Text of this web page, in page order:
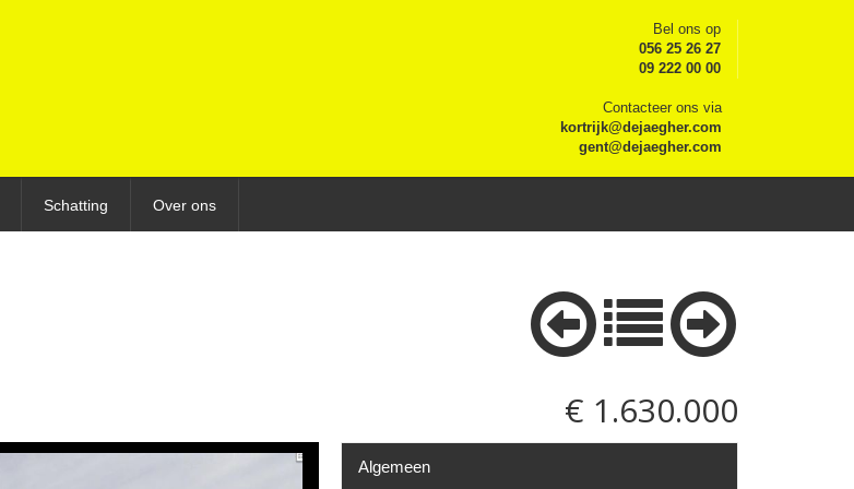
Bel ons op
056 25 26 27
09 222 00 00
Contacteer ons via
kortrijk@dejaegher.com
gent@dejaegher.com
Schatting Over ons
€ 1.630.000
Algemeen